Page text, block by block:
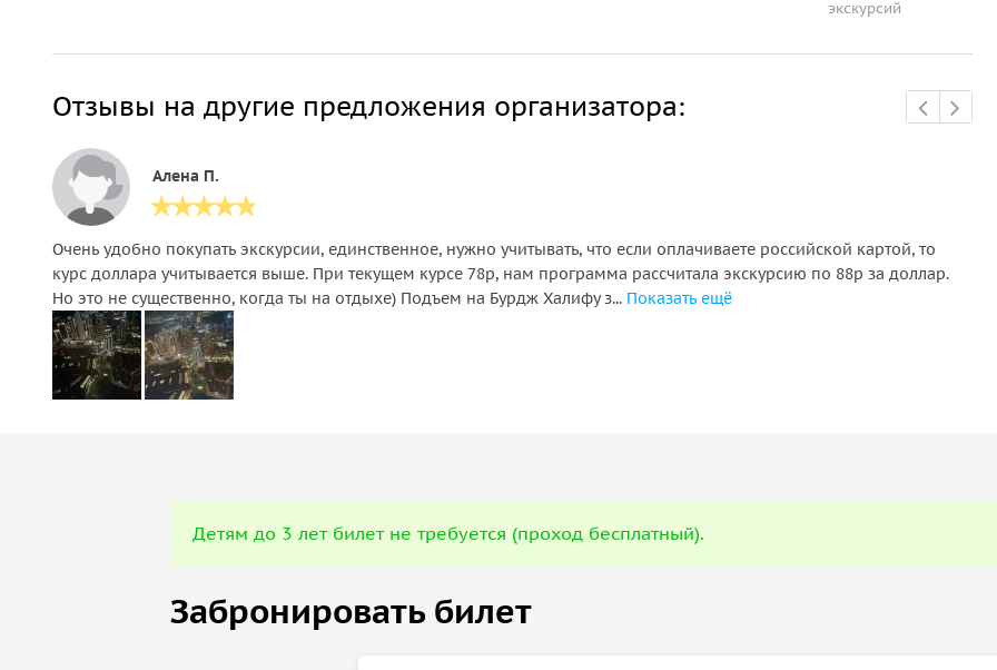
экскурсий
Отзывы на другие предложения организатора:
Алена П.
Очень удобно покупать экскурсии, единственное, нужно учитывать, что если оплачиваете российской картой, то
курс доллара учитывается выше. При текущем курсе 78р, нам программа рассчитала экскурсию по 88р за доллар.
Но это не существенно, когда ты на отдыхе) Подъем на Бурдж Халифу з... Показать ещё
Детям до 3 лет билет не требуется (проход бесплатный).
Забронировать билет